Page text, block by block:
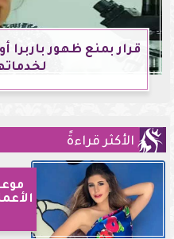
قرار بمنع ظهور باربرا
الأكثر قراءةً